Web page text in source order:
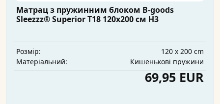
Матрац з пружинним блоком B-goods
Sleezzz® Superior T18 120x200 см H3
Розмір:
120 x 200 cm
Матеріальний:
Кишенькові пружини
69,95 EUR